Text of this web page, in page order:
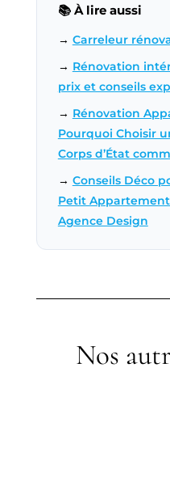
📚 À lire aussi
→ Carreleur
→ Rénovation
prix et conseils
→ Rénovation
Pourquoi Choisir
Corps d’État
→ Conseils Déco
Petit Appartement
Agence Design
Nos